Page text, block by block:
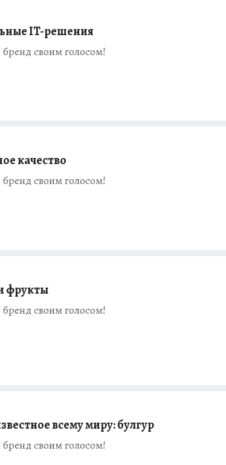
IT-решения
своим голосом!
качество
своим голосом!
фрукты
своим голосом!
всему миру: булгур
своим голосом!